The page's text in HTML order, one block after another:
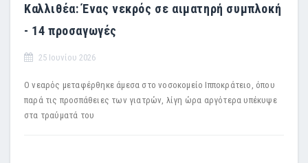
Καλλιθέα: Ένας νεκρός σε αιματηρή συμπλοκή
- 14 προσαγωγές
25 Ιουνίου 2026
Ο νεαρός μεταφέρθηκε άμεσα στο νοσοκομείο Ιπποκράτειο, όπου
παρά τις προσπάθειες των γιατρών, λίγη ώρα αργότερα υπέκυψε
στα τραύματά του